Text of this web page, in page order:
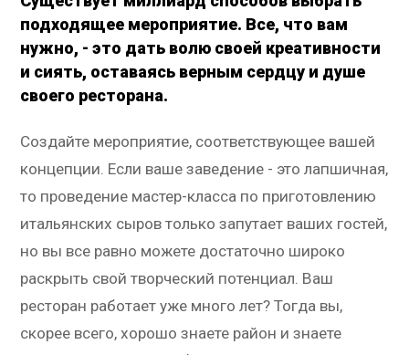
подходящее мероприятие. Все, что вам
нужно, - это дать волю своей креативности
и сиять, оставаясь верным сердцу и душе
своего ресторана.
Создайте мероприятие, соответствующее вашей
концепции. Если ваше заведение - это лапшичная,
то проведение мастер-класса по приготовлению
итальянских сыров только запутает ваших гостей,
но вы все равно можете достаточно широко
раскрыть свой творческий потенциал. Ваш
ресторан работает уже много лет? Тогда вы,
скорее всего, хорошо знаете район и знаете